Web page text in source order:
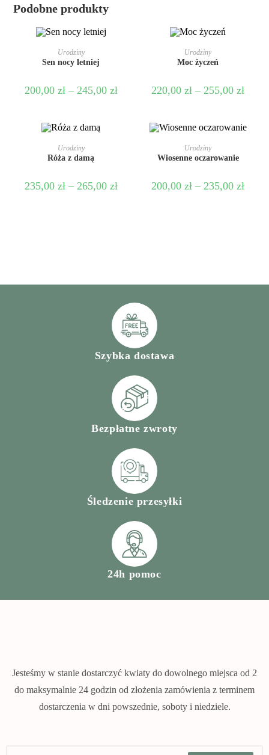
Podobne produkty
WYBIERZ OPCJE
Urodziny
Sen nocy letniej
200,00 zł – 245,00 zł
WYBIERZ OPCJE
Urodziny
Moc życzeń
220,00zł – 255,00zł
WYBIERZ OPCJE
Urodziny
Róża z damą
235,00 zł – 265,00 zł
WYBIERZ OPCJE
Urodziny
Wiosenne oczarowanie
200,00zł – 235,00zł
Szybka dostawa
Bezpłatne zwroty
Śledzenie przesyłki
24h pomoc
Jesteśmy w stanie dostarczyć kwiaty do dowolnego miejsca od 2
do maksymalnie 24 godzin od złożenia zamówienia z terminem
dostarczenia w dni powszednie, soboty i niedziele.